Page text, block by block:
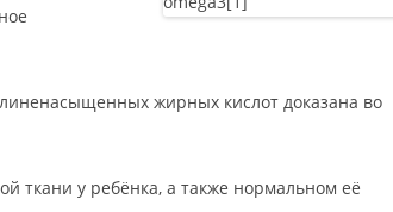
жирных кислот доказана во
ткани у ребёнка, а также нормальном её